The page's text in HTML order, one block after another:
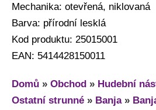
Mechanika: otevřená, niklovaná
Barva: přírodní lesklá
Kod produktu: 25015001
EAN: 5414428150011
Domů » Obchod » Hudební
Ostatní strunné » Banja»